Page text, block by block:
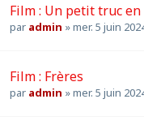
Film : Un petit truc
par admin »mer. 5 juin
Film : Frères
par admin »mer. 5 juin